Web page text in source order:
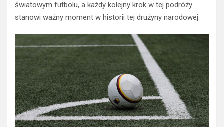
światowym futbolu, a każdy kolejny krok w tej podróży
stanowi ważny moment w historii tej drużyny narodowej.